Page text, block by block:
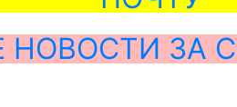
НОВОСТИ ЗА